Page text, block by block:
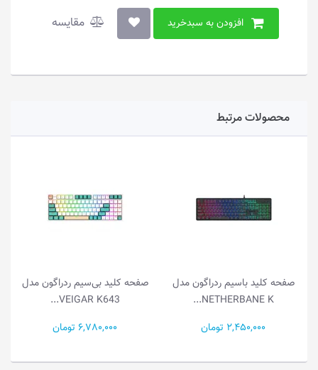
افزودن به سبدخرید مقایسه
محصولات مرتبط
صفحه کلید باسیم ردراگون مدل
NETHERBANE K...
2,450,000 تومان
صفحه کلید بی‌سیم ردراگون مدل
VEIGAR K643...
6,780,000 تومان